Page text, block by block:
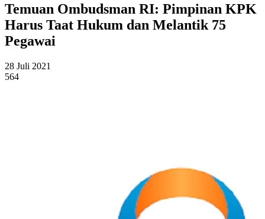
Temuan Ombudsman RI: Pimpinan KPK
Harus Taat Hukum dan Melantik 75
Pegawai
28 Juli 2021
564